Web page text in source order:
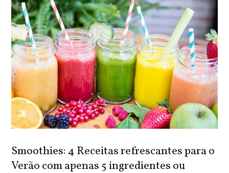
Smoothies: 4 Receitas refrescantes para o
Verão com apenas 5 ingredientes ou